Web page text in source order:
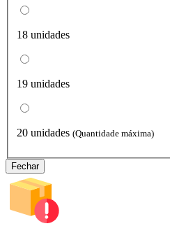
18 unidades
19 unidades
20 unidades (Quantidade máxima)
Fechar